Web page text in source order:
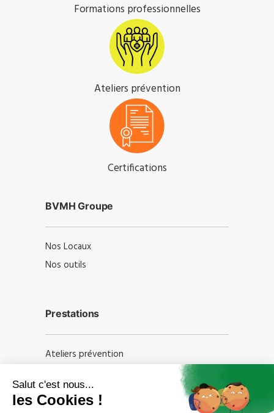
Formations professionnelles
Ateliers prévention
Certifications
BVMH Groupe
Nos Locaux
Nos outils
Prestations
Ateliers prévention
Audits